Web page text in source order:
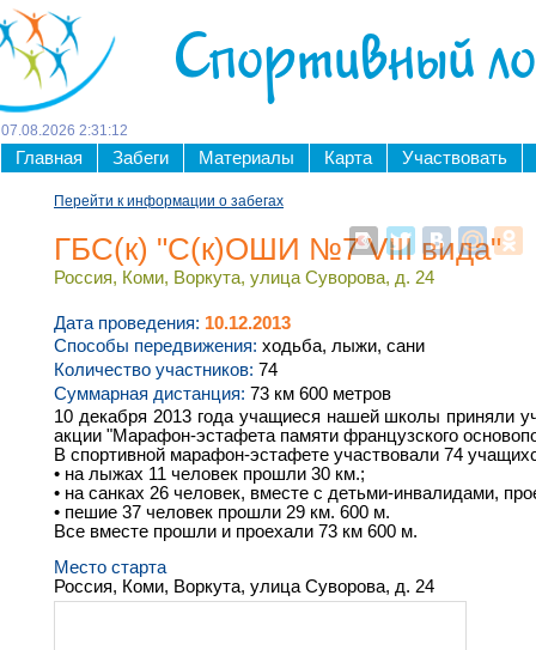
Спортивный
07 08 2026 2:31 :12
Главная Забеги Материалы Карта Участвовать
Перейти к информации о забегах
ГБС(к) "C(к)ОШИ №7 VIII вида"
Россия, Коми, Воркута, улица Суворова, д. 24
Дата проведения: 10.12.2013
Способы передвижения: ходьба, лыжи, сани
Количество участников: 74
Суммарная дистанция: 73 км 600 метров
10 декабря 2013 года учащиеся нашей школы приняли
акции "Марафон-эстафета памяти французского
В спортивной марафон-эстафете участвовали 74
• на лыжах 11 человек прошли 30 км.;
• на санках 26 человек, вместе с детьми-инвалидами,
• пешие 37 человек прошли 29 км. 600 м.
Все вместе прошли и проехали 73 км 600 м.
Место старта
Россия, Коми, Воркута, улица Суворова, д. 24